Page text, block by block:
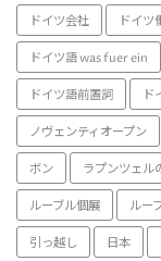
ドイツ会社 ドイツ
ドイツ語 was fuer ein
ドイツ語前置詞 ド
ノヴェンティオープン
ボン ラプンツェル
ルーブル個展 ルー
引っ越し 日本